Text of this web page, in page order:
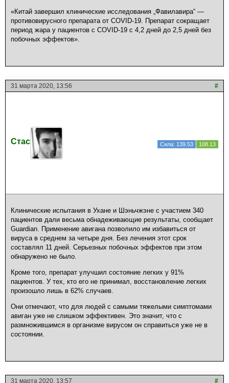
«Китай завершил клинические исследования „Фавилавира“ —
противовирусного препарата от COVID-19. Препарат сокращает
период жара у пациентов с COVID-19 с 4,2 дней до 2,5 дней без
побочных эффектов».
31 марта 2020, 13:56 #
Стас Сила: 139.53 108.13
Клинические испытания в Ухане и Шэньчжэне с участием 340
пациентов дали весьма обнадеживающие результаты, сообщает
Guardian. Применение авигана позволило им избавиться от
вируса в среднем за четыре дня. Без лечения этот срок
составлял 11 дней. Серьезных побочных эффектов при этом
обнаружено не было.
Кроме того, препарат улучшил состояние легких у 91%
пациентов. У тех, кто его не принимал, восстановление легких
произошло лишь в 62% случаев.
Они отмечают, что для людей с самыми тяжелыми симптомами
авиган уже не слишком эффективен. Это значит, что с
размножившимся в организме вирусом он справиться уже не в
состоянии.
31 марта 2020, 13:57 #